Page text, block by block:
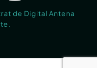
de Digital Antena